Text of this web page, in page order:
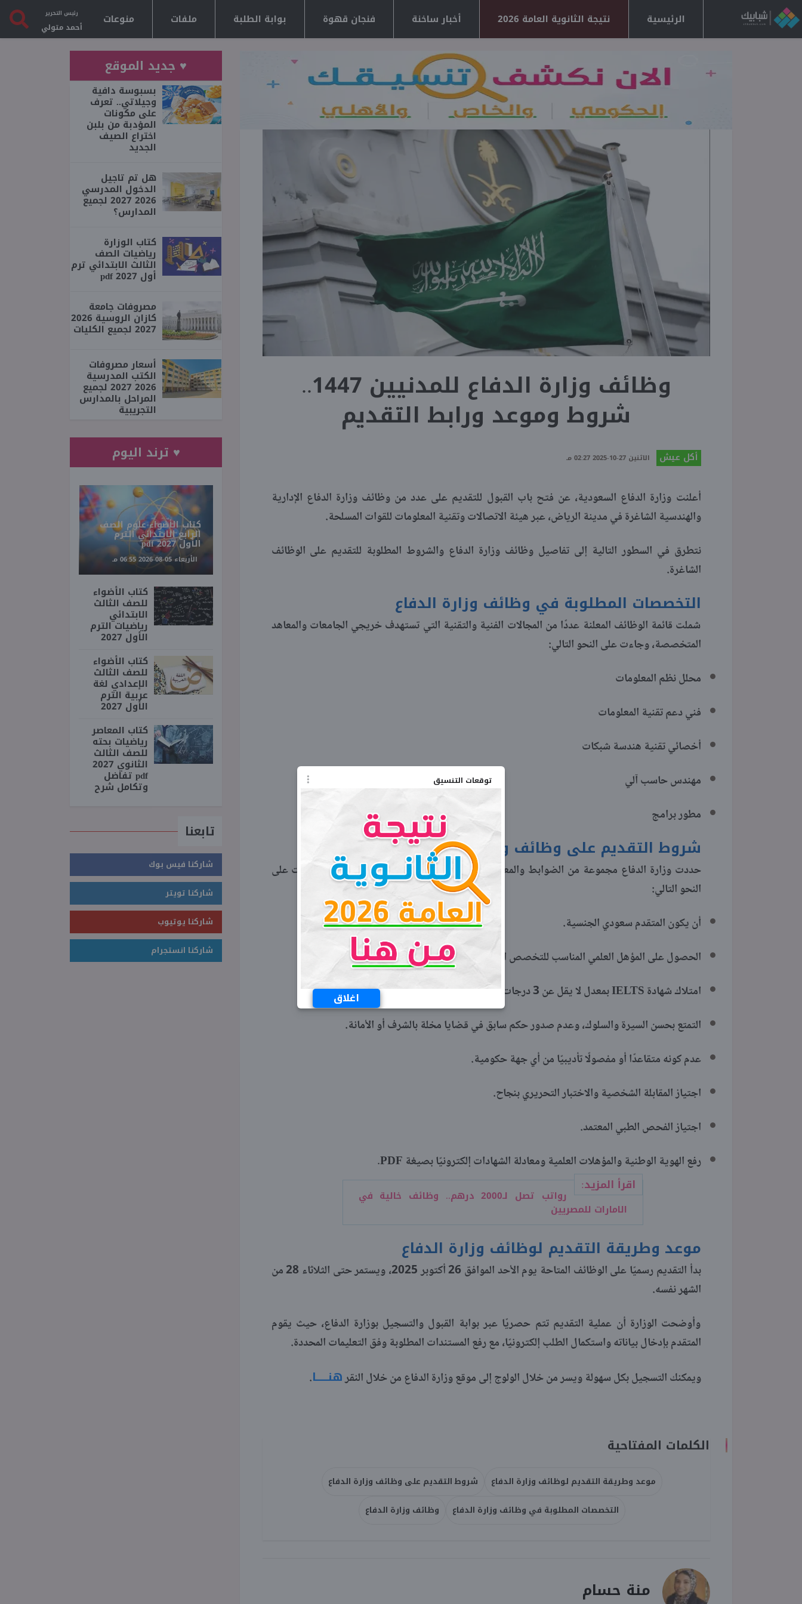
توقعات التنسيق
اغلاق
الرئيسية نتيجة الثانوية العامة 2026 أخبار ساخنة فنجان قهوة بوابة الطلبة ملفات منوعات رئيس التحرير
أحمد متولي
وظائف وزارة الدفاع للمدنيين 1447..
شروط وموعد ورابط التقديم
أكل عيش الاثنين 27-10-2025 02:27 مـ
أعلنت وزارة الدفاع السعودية، عن فتح باب القبول للتقديم على عدد من وظائف وزارة الدفاع الإدارية
والهندسية الشاغرة في مدينة الرياض، عبر هيئة الاتصالات وتقنية المعلومات للقوات المسلحة.
نتطرق في السطور التالية إلى تفاصيل وظائف وزارة الدفاع والشروط المطلوبة للتقديم على الوظائف
الشاغرة.
التخصصات المطلوبة في وظائف وزارة الدفاع
شملت قائمة الوظائف المعلنة عددًا من المجالات الفنية والتقنية التي تستهدف خريجي الجامعات والمعاهد
المتخصصة، وجاءت على النحو التالي:
محلل نظم المعلومات
فني دعم تقنية المعلومات
أخصائي تقنية هندسة شبكات
مهندس حاسب آلي
مطور برامج
شروط التقديم على وظائف وزارة الدفاع
حددت وزارة الدفاع مجموعة من الضوابط والمعايير التي يجب توافرها في المتقدمين، والتي جاءت على
النحو التالي:
أن يكون المتقدم سعودي الجنسية.
الحصول على المؤهل العلمي المناسب للتخصص المطلوب.
امتلاك شهادة IELTS بمعدل لا يقل عن 3 درجات يعد ميزة إضافية.
التمتع بحسن السيرة والسلوك، وعدم صدور حكم سابق في قضايا مخلة بالشرف أو الأمانة.
عدم كونه متقاعدًا أو مفصولًا تأديبيًا من أي جهة حكومية.
اجتياز المقابلة الشخصية والاختبار التحريري بنجاح.
اجتياز الفحص الطبي المعتمد.
رفع الهوية الوطنية والمؤهلات العلمية ومعادلة الشهادات إلكترونيًا بصيغة PDF.
اقرأ المزيد:
رواتب تصل لـ2000 درهم.. وظائف خالية في
الامارات للمصريين
موعد وطريقة التقديم لوظائف وزارة الدفاع
بدأ التقديم رسميًا على الوظائف المتاحة يوم الأحد الموافق 26 أكتوبر 2025، ويستمر حتى الثلاثاء 28 من
الشهر نفسه.
وأوضحت الوزارة أن عملية التقديم تتم حصريًا عبر بوابة القبول والتسجيل بوزارة الدفاع، حيث يقوم
المتقدم بإدخال بياناته واستكمال الطلب إلكترونيًا، مع رفع المستندات المطلوبة وفق التعليمات المحددة.
ويمكنك التسجيل بكل سهولة ويسر من خلال الولوج إلى موقع وزارة الدفاع من خلال النقرهنـــــا.
الكلمات المفتاحية
موعد وطريقة التقديم لوظائف وزارة الدفاع
شروط التقديم على وظائف وزارة الدفاع
التخصصات المطلوبة في وظائف وزارة الدفاع
وظائف وزارة الدفاع
منة حسام
♥ جديد الموقع
بسبوسة دافية
وجيلاتي.. تعرف
على مكونات
المؤدبة من بلبن
اختراع الصيف
الجديد
هل تم تاجيل
الدخول المدرسي
2026 2027 لجميع
المدارس؟
كتاب الوزارة
رياضيات الصف
الثالث الابتدائي ترم
أول 2027 pdf
مصروفات جامعة
كازان الروسية 2026
2027 لجميع الكليات
أسعار مصروفات
الكتب المدرسية
2026 2027 لجميع
المراحل بالمدارس
التجريبية
♥ ترند اليوم
كتاب الأضواء علوم الصف
الرابع الابتدائي الترم
الأول 2027 pdf
الأربعاء 05-08-2026 06:55 مـ
كتاب الأضواء
للصف الثالث
الابتدائي
رياضيات الترم
الأول 2027
كتاب الأضواء
للصف الثالث
الإعدادي لغة
عربية الترم
الأول 2027
كتاب المعاصر
رياضيات بحته
للصف الثالث
الثانوي 2027
pdf تفاضل
وتكامل شرح
تابعنا
شاركنا فيس بوك
شاركنا تويتر
شاركنا يوتيوب
شاركنا انستجرام